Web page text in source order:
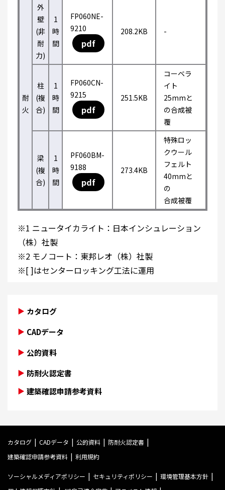
耐
火
外
壁
(非
耐
力)
1
時
間
FP060NE-
9210
pdf
208.2KB -
柱
(複
合)
1
時
間
FP060CN-
9215
pdf
251.5KB
コーベラ
イト
25mmと
の合成被
覆
梁
(複
合)
1
時
間
PF060BM-
9188
pdf
273.4KB
特殊ロッ
クウール
フェルト
40mmと
の
合成被覆
※1 ニュータイカライト：日本インシュレーション
（株）社製
※2 モノコート：東邦レオ（株）社製
※[ ]はセンターロッキング工法に運用
カタログ
CADデータ
公的資料
防耐火認定書
建築確認申請参考資料
カタログ CADデータ 公的資料
防耐火認定書
建築確認申請参考資料
利用規約
ソーシャルメディアポリシー セキュリティポリシー
環境管理基本方針